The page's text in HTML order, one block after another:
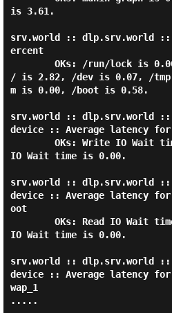
is 3.61.
srv.world :: dlp.srv.world ::
ercent
/ is 2.82, /dev is 0.07, /
m is 0.00, /boot is 0.58.
srv.world :: dlp.srv.world ::
device :: Average latency for
IO Wait time is 0.00.
srv.world :: dlp.srv.world ::
device :: Average latency
oot
IO Wait time is 0.00.
srv.world :: dlp.srv.world ::
device :: Average latency
wap_1
.....